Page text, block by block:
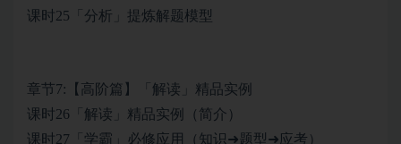
课时25「分析」提炼解题模型
章节7:【高阶篇】「解读」精品实例
课时26「解读」精品实例（简介）
课时27「学霸」必修应用（知识➜题型➜应考）